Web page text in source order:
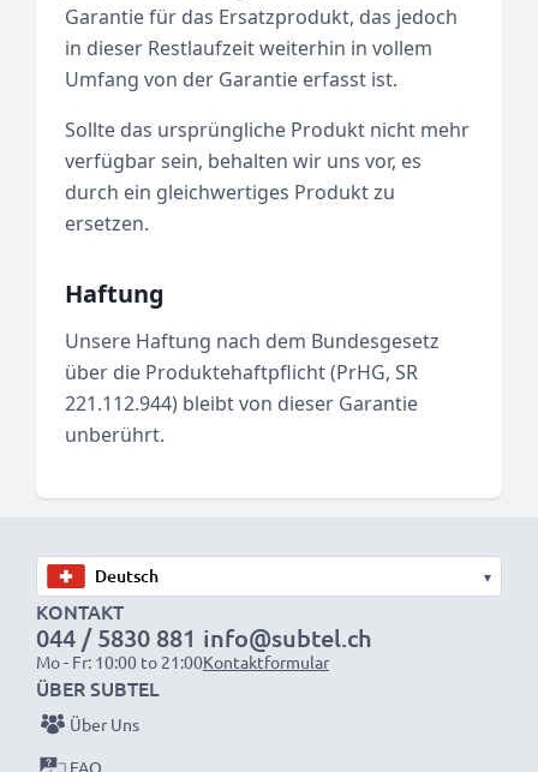
Garantie für das Ersatzprodukt, das jedoch
in dieser Restlaufzeit weiterhin in vollem
Umfang von der Garantie erfasst ist.
Sollte das ursprüngliche Produkt nicht mehr
verfügbar sein, behalten wir uns vor, es
durch ein gleichwertiges Produkt zu
ersetzen.
Haftung
Unsere Haftung nach dem Bundesgesetz
über die Produktehaftpflicht (PrHG, SR
221.112.944) bleibt von dieser Garantie
unberührt.
▾
KONTAKT
044 / 5830 881
Mo - Fr: 10:00 to 21:00
info@subtel.ch
Kontaktformular
ÜBER SUBTEL
Über Uns
FAQ